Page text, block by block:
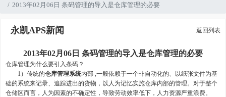
2013年02月06日 条码管理的导入是仓库管理的必要
永凯APS新闻 返回列表
2013年02月06日 条码管理的导入是仓库管理的必要
仓库管理为什么要引入条码？
1）传统的仓库管理系统内部 ,一般依赖于一个非自动化的、以纸张文件为基
础的系统来记录、追踪进出的货物，以人为记忆实施仓库内部的管理。对于整个
仓储区而言，人为因素的不确定性，导致劳动效率低下，人力资源严重浪费。